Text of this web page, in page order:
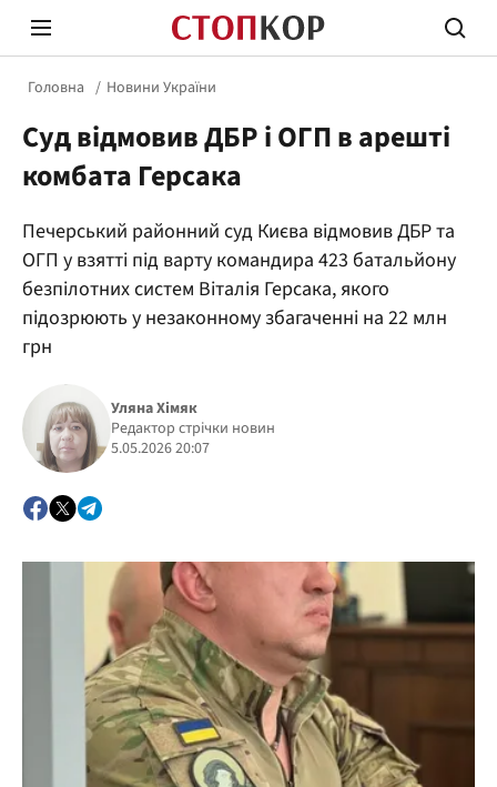
Стоп Політичній Корупції
Політика
Головна Новини України
Суд відмовив ДБР і ОГП в арешті
комбата Герсака
Печерський районний суд Києва відмовив ДБР та
ОГП у взятті під варту командира 423 батальйону
безпілотних систем Віталія Герсака, якого
підозрюють у незаконному збагаченні на 22 млн
грн
Уляна Хімяк
Редактор стрічки новин
5.05.2026 20:07